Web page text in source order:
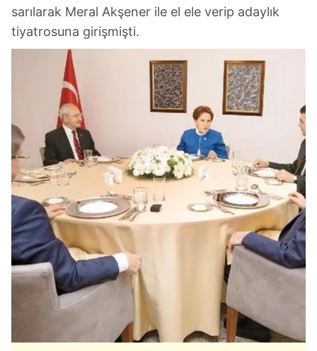
sarılarak Meral Akşener ile el ele verip adaylık
tiyatrosuna girişmişti.